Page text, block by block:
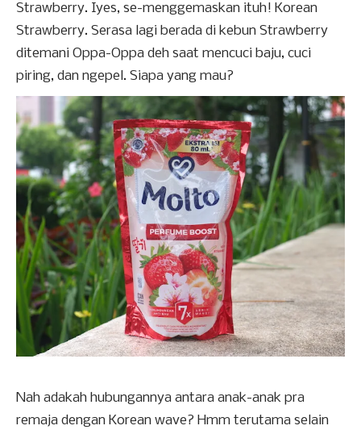
Strawberry. Iyes, se-menggemaskan ituh! Korean
Strawberry. Serasa lagi berada di kebun Strawberry
ditemani Oppa-Oppa deh saat mencuci baju, cuci
piring, dan ngepel. Siapa yang mau?
Nah adakah hubungannya antara anak-anak pra
remaja dengan Korean wave? Hmm terutama selain